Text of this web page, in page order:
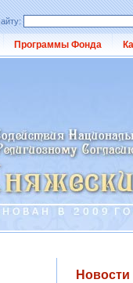
Программы Фонда
Новости